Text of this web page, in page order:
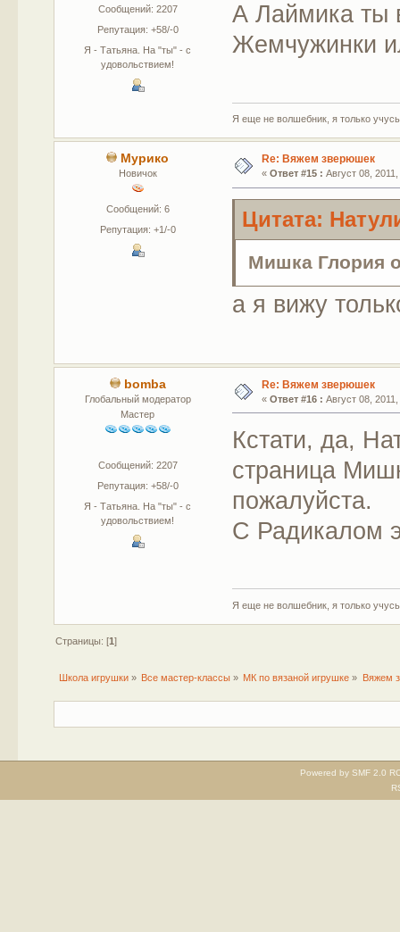
Сообщений: 2207
Репутация: +58/-0
Я - Татьяна. На "ты" - с
удовольствием!
А Лаймика ты
Жемчужинки
Я еще не волшебник, я только
Мурико
Новичок
Сообщений: 6
Репутация: +1/-0
Re: Вяжем зверюшек
« Ответ #15 : Август 08,
Цитата:
Мишка Глория
а я вижу
bomba
Глобальный модератор
Мастер
Сообщений: 2207
Репутация: +58/-0
Я - Татьяна. На "ты" - с
удовольствием!
Re: Вяжем зверюшек
« Ответ #16 : Август 08,
Кстати, да,
страница
пожалуйста.
С Радикалом
Я еще не волшебник, я только
Страницы: [1]
Школа игрушки» Все мастер-классы » МК по вязаной игрушке » Вяжем
Powered by SMF 2.0